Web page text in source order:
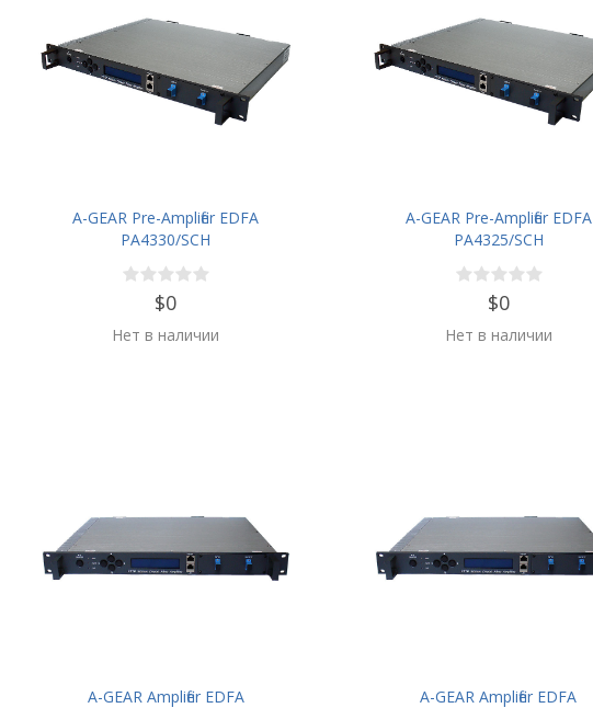
A-GEAR Pre-Amplifier EDFA
PA4330/SCH
$0
Нет в наличии
A-GEAR Pre-Amplifier EDFA
PA4325/SCH
$0
Нет в наличии
A-GEAR Amplifier EDFA
A-GEAR Amplifier EDFA